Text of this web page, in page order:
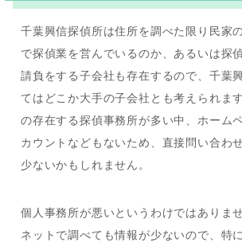
千葉興信探偵所は住所を調べた限り民家
で探偵業を営んでいるのか、あるいは探
請負をする子会社も存在するので、千葉
てはどこか大手の子会社とも考えられま
の存在する探偵事務所が多い中、ホーム
カウントなどもないため、直接問い合わ
少ないかもしれません。
個人事務所が悪いというわけではありま
ネットで調べても情報が少ないので、特